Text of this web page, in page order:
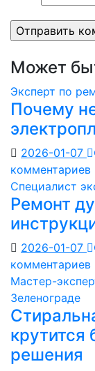
Может
Эксперт по
Почему
2026-01-07
комментариев
Специалист
Ремонт
2026-01-07
комментариев
Мастер-
Зеленограде
крутится
решения